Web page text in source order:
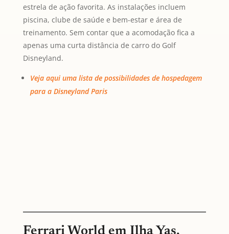
estrela de ação favorita. As instalações incluem
piscina, clube de saúde e bem-estar e área de
treinamento. Sem contar que a acomodação fica a
apenas uma curta distância de carro do Golf
Disneyland.
Veja aqui uma lista de possibilidades de hospedagem
para a Disneyland Paris
Ferrari World em Ilha Yas,